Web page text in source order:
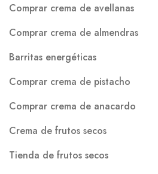
Comprar crema de avellanas
Comprar crema de almendras
Barritas energéticas
Comprar crema de pistacho
Comprar crema de anacardo
Crema de frutos secos
Tienda de frutos secos